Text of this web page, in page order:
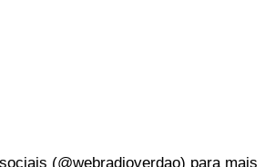
(@webradioverdao) para mais